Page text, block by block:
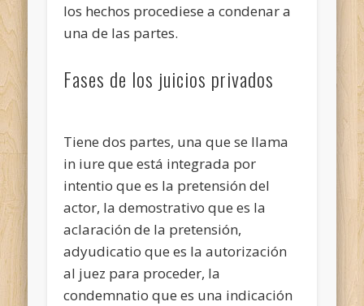
los hechos procediese a condenar a
una de las partes.
Fases de los juicios privados
Tiene dos partes, una que se llama
in iure que está integrada por
intentio que es la pretensión del
actor, la demostrativo que es la
aclaración de la pretensión,
adyudicatio que es la autorización
al juez para proceder, la
condemnatio que es una indicación